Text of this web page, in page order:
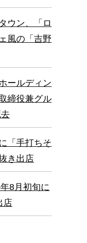
ウン、「ロ
風の「吉野
ールディン
締役兼グル
「手打ちそ
き出店
8月初旬に
店